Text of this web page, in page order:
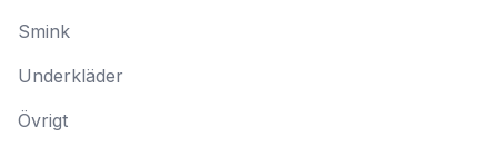
Smink
Underkläder
Övrigt